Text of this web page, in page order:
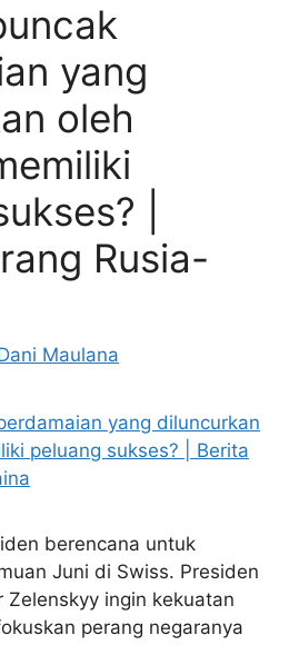
yang
oleh
|
Rusia-
Maulana
berencana untuk
Juni di Swiss. Presiden
Zelenskyy ingin kekuatan
perang negaranya